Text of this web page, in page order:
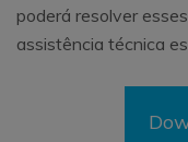
poderá resolver
assistência técnica